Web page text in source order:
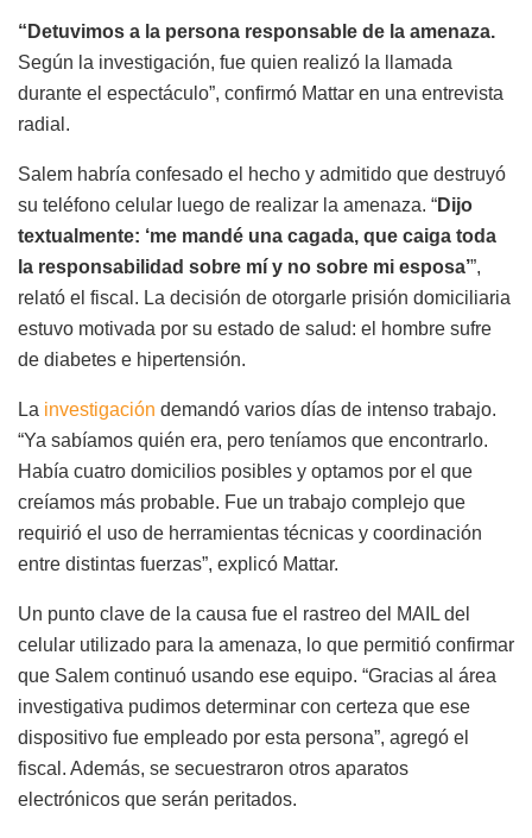
“Detuvimos a la persona responsable de la amenaza.
Según la investigación, fue quien realizó la llamada
durante el espectáculo”, confirmó Mattar en una entrevista
radial.
Salem habría confesado el hecho y admitido que destruyó
su teléfono celular luego de realizar la amenaza. “Dijo
textualmente: ‘me mandé una cagada, que caiga toda
la responsabilidad sobre mí y no sobre mi esposa’”,
relató el fiscal. La decisión de otorgarle prisión domiciliaria
estuvo motivada por su estado de salud: el hombre sufre
de diabetes e hipertensión.
La investigación demandó varios días de intenso trabajo.
“Ya sabíamos quién era, pero teníamos que encontrarlo.
Había cuatro domicilios posibles y optamos por el que
creíamos más probable. Fue un trabajo complejo que
requirió el uso de herramientas técnicas y coordinación
entre distintas fuerzas”, explicó Mattar.
Un punto clave de la causa fue el rastreo del MAIL del
celular utilizado para la amenaza, lo que permitió confirmar
que Salem continuó usando ese equipo. “Gracias al área
investigativa pudimos determinar con certeza que ese
dispositivo fue empleado por esta persona”, agregó el
fiscal. Además, se secuestraron otros aparatos
electrónicos que serán peritados.